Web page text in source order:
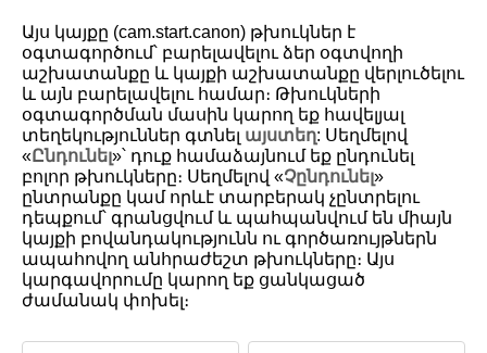
D388-045
Portrait
Use [ ] (Portrait ) to blur the background and make the person you
shoot stand out. It also makes skin tones and hair look softer.
Այս կայքը (cam.start.canon) թխուկներ է
օգտագործում՝ բարելավելու ձեր օգտվողի
աշխատանքը և կայքի աշխատանքը վերլուծելու
և այն բարելավելու համար։ Թխուկների
օգտագործման մասին կարող եք հավելյալ
տեղեկություններ գտնել այստեղ: Սեղմելով
«Ընդունել»՝ դուք համաձայնում եք ընդունել
բոլոր թխուկները։ Սեղմելով «Չընդունել»
ընտրանքը կամ որևէ տարբերակ չընտրելու
դեպքում՝ գրանցվում և պահպանվում են միայն
կայքի բովանդակությունն ու գործառույթներն
ապահովող անհրաժեշտ թխուկները։ Այս
կարգավորումը կարող եք ցանկացած
ժամանակ փոխել։